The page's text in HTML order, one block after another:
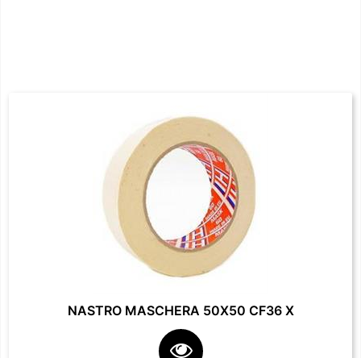
NASTRO MASCHERA 50X50 CF36 X